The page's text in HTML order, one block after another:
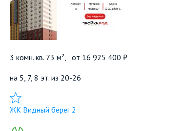
3 комн. кв. 73 м², от 16 925 400 ₽
на 5, 7, 8 эт. из 20-26
Добавить в избранное
ЖК Видный берег 2